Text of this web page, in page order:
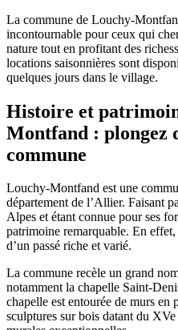
La commune de Louchy-
incontournable pour ceux qui
nature tout en profitant des
locations saisonnières sont
quelques jours dans le village.
Histoire et
Montfand : plongez
commune
Louchy-Montfand est une
département de l’Allier. Faisant
Alpes et étant connue pour ses
patrimoine remarquable. En
d’un passé riche et varié.
La commune recèle un grand
notamment la chapelle Saint-
chapelle est entourée de murs en
sculptures sur bois datant du